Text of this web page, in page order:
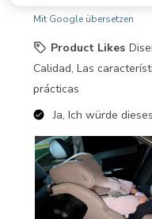
Mit Google übersetzen
Product Likes
Calidad, Las
prácticas
Ja, Ich würde